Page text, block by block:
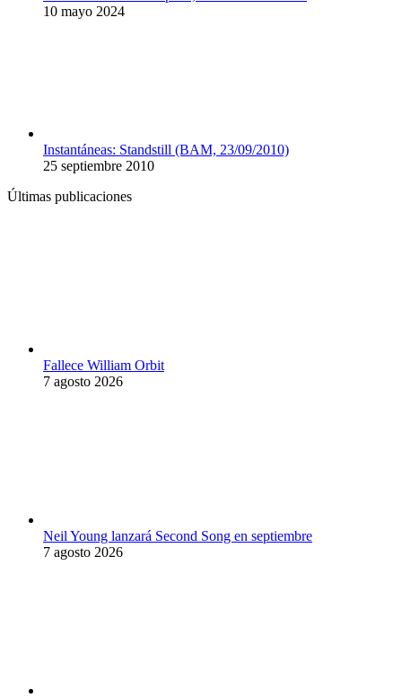
10 mayo 2024
Instantáneas: Standstill (BAM, 23/09/2010)
25 septiembre 2010
Últimas publicaciones
Fallece William Orbit
7 agosto 2026
Neil Young lanzará Second Song en septiembre
7 agosto 2026